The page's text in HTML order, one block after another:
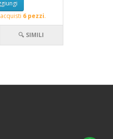
6 pezzi.
🔍 SIMILI